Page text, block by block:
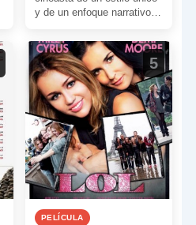
y de un enfoque narrativo
Siempre rodeado […]
5
PELÍCULA